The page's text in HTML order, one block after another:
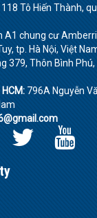
118 Tô Hiến Thành,
A1 chung cư
tp. Hà Nội, Việt
379, Thôn Bình
796A Nguyễn